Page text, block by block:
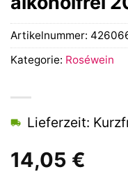
14,05 €
Lieferzeit:
Artikelnummer:
Kategorie: Roséwein